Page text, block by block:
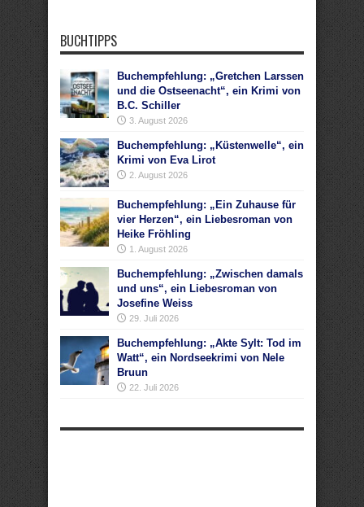
BUCHTIPPS
Buchempfehlung: „Gretchen Larssen
und die Ostseenacht“, ein Krimi von
B.C. Schiller
3. August 2026
Buchempfehlung: „Küstenwelle“, ein
Krimi von Eva Lirot
2. August 2026
Buchempfehlung: „Ein Zuhause für
vier Herzen“, ein Liebesroman von
Heike Fröhling
1. August 2026
Buchempfehlung: „Zwischen damals
und uns“, ein Liebesroman von
Josefine Weiss
29. Juli 2026
Buchempfehlung: „Akte Sylt: Tod im
Watt“, ein Nordseekrimi von Nele
Bruun
22. Juli 2026